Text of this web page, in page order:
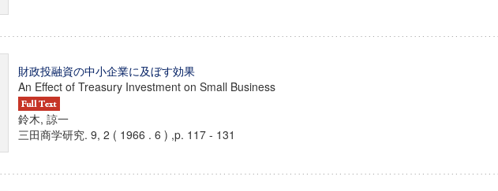
財政投融資の中小企業に及ぼす効果
An Effect of Treasury Investment on Small Business
鈴木, 諒一
三田商学研究. 9, 2 ( 1966 . 6 ) ,p. 117 - 131